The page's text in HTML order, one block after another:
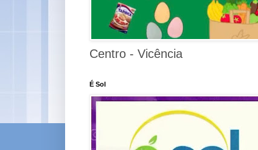
Centro - Vicência
É Sol